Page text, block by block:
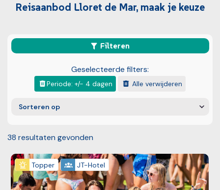
Reisaanbod Lloret de Mar, maak je keuze
Filteren
Geselecteerde filters:
Periode: +/- 4 dagen Alle verwijderen
Sorteren op
38 resultaten gevonden
Topper JT-Hotel
Bekijk reis